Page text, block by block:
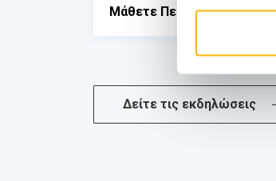
Μάθετε Περισσότερα
Δείτε τις εκδηλώσεις